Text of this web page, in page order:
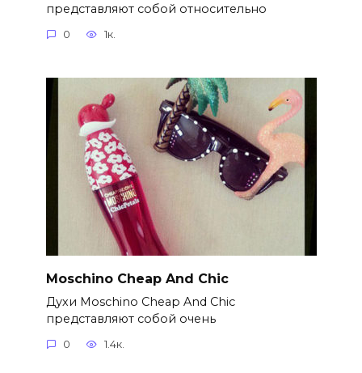
представляют собой относительно
0 1к.
Moschino Cheap And Chic
Духи Moschino Cheap And Chic
представляют собой очень
0 1.4к.